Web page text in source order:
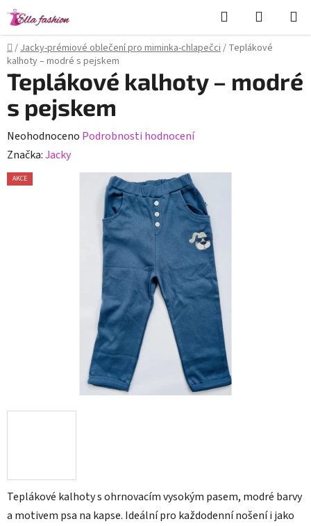
Přejít
na
obsah
Hledat
KOŠÍK
Domů
/Jacky-prémiové oblečení pro miminka-chlapečci/ Teplákové
kalhoty – modré s pejskem
Teplákové kalhoty s ohrnovacím vysokým pasem, modré barvy
a motivem psa na kapse. Ideální pro každodenní nošení i jako
Teplákové kalhoty – modré
s pejskem
Průměrné
hodnocení
produktu
Neohodnoceno Podrobnosti hodnocení
Značka:Jacky
AKCE